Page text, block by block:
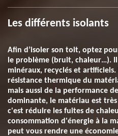
Les différents isolants
Afin d’isoler son toit, optez
le problème (bruit, chaleur…).
minéraux, recyclés et
résistance thermique du
mais aussi de la performance
dominante, le matériau est
c'est réduire les fuites de
consommation d'énergie à la
peut vous rendre une